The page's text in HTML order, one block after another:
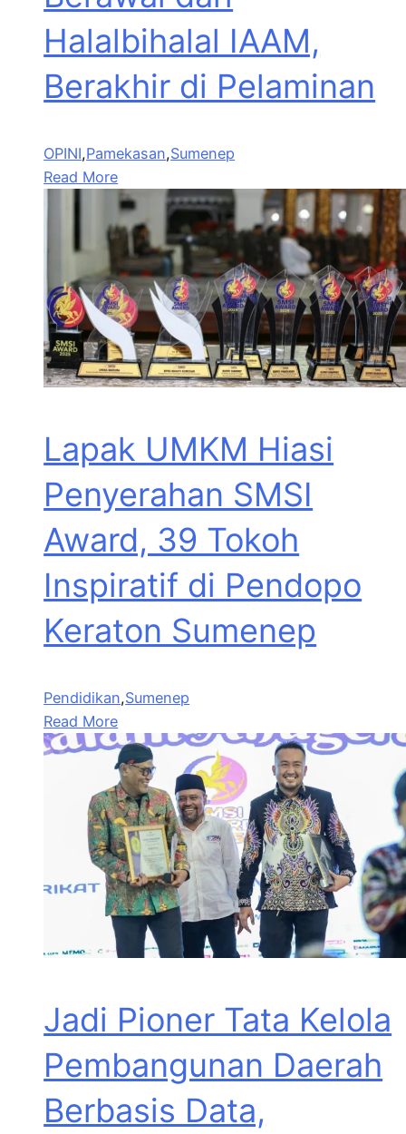
Halalbihalal IAAM,
Berakhir di Pelaminan
OPINI,Pamekasan,Sumenep
Read More
Lapak UMKM Hiasi
Penyerahan SMSI
Award, 39 Tokoh
Inspiratif di Pendopo
Keraton Sumenep
Pendidikan,Sumenep
Read More
Jadi Pioner Tata Kelola
Pembangunan Daerah
Berbasis Data,